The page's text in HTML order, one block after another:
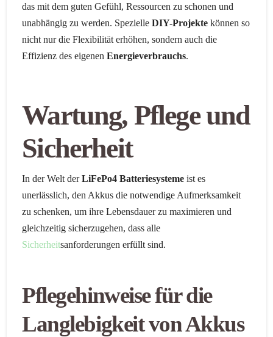
das mit dem guten Gefühl, Ressourcen zu schonen und
unabhängig zu werden. SpezielleDIY-Projekte können so
nicht nur die Flexibilität erhöhen, sondern auch die
Effizienz des eigenenEnergieverbrauchs.
Wartung, Pflege und
Sicherheit
In der Welt derLiFePo4 Batteriesysteme ist es
unerlässlich, den Akkus die notwendige Aufmerksamkeit
zu schenken, um ihre Lebensdauer zu maximieren und
gleichzeitig sicherzugehen, dass alle
Sicherheitsanforderungen erfüllt sind.
Pflegehinweise für die
Langlebigkeit von Akkus